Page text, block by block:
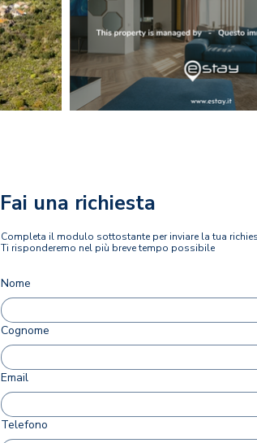
Fai una richiesta
Completa il modulo sottostante per inviare la tua
Ti risponderemo nel più breve tempo possibile
Nome
Cognome
Email
Telefono